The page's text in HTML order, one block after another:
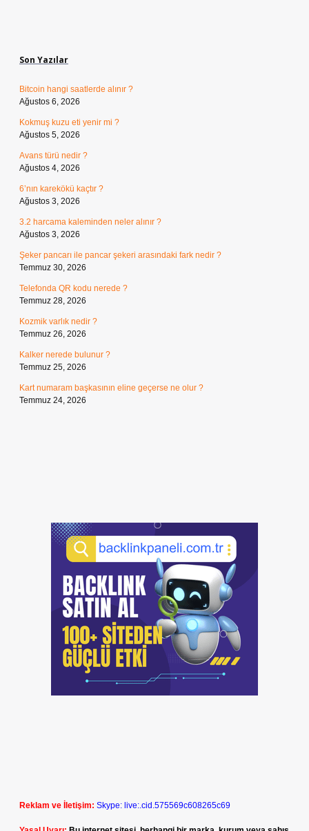
Son Yazılar
Bitcoin hangi saatlerde alınır ?
Ağustos 6, 2026
Kokmuş kuzu eti yenir mi ?
Ağustos 5, 2026
Avans türü nedir ?
Ağustos 4, 2026
6’nın karekökü kaçtır ?
Ağustos 3, 2026
3.2 harcama kaleminden neler alınır ?
Ağustos 3, 2026
Şeker pancarı ile pancar şekeri arasındaki fark nedir ?
Temmuz 30, 2026
Telefonda QR kodu nerede ?
Temmuz 28, 2026
Kozmik varlık nedir ?
Temmuz 26, 2026
Kalker nerede bulunur ?
Temmuz 25, 2026
Kart numaram başkasının eline geçerse ne olur ?
Temmuz 24, 2026
Reklam ve İletişim: Skype: live:.cid.575569c608265c69